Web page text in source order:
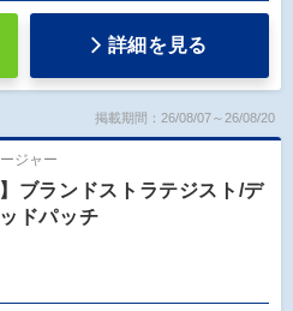
詳細を見る
掲載期間：26/08/07～26/08/20
ジャー
ブランドストラテジスト/デ
ドパッチ